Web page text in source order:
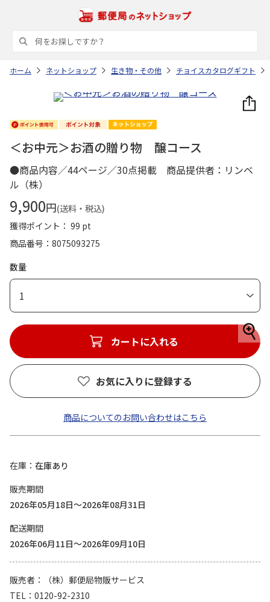
ホーム ネットショップ 生き物・その他 チョイスカタログギフト
＜お中元＞お酒の贈り物 醸コース
●商品内容／44ページ／30点掲載 商品提供者：リンベ
ル（株）
9,900円(送料・税込)
獲得ポイント： 99 pt
商品番号
8075093275
数量
1
カートに入れる
お気に入りに登録する
商品についてのお問い合わせはこちら
在庫
在庫あり
販売期間
2026年05月18日～2026年08月31日
配送期間
2026年06月11日～2026年09月10日
販売者
（株）郵便局物販サービス
TEL
0120-92-2310